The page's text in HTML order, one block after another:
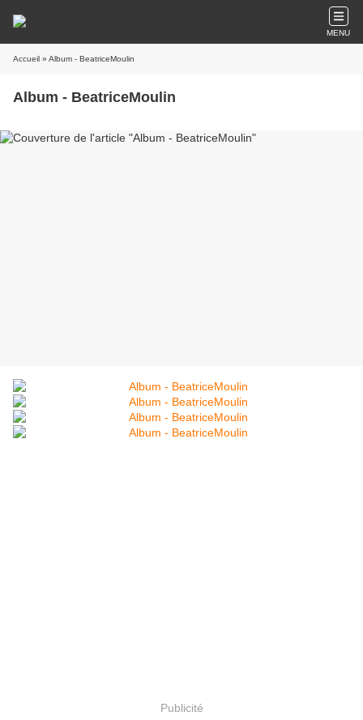
MENU
Accueil » Album - BeatriceMoulin
Album - BeatriceMoulin
Publicité